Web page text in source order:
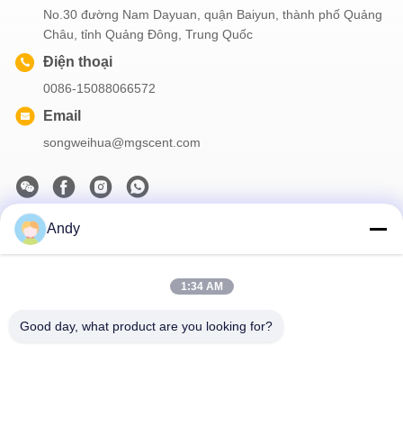
No.30 đường Nam Dayuan, quận Baiyun, thành phố Quảng
Châu, tỉnh Quảng Đông, Trung Quốc
Điện thoại
0086-15088066572
Email
songweihua@mgscent.com
Thông tin của chúng tôi
Andy
1:34 AM
Good day, what product are you looking for?